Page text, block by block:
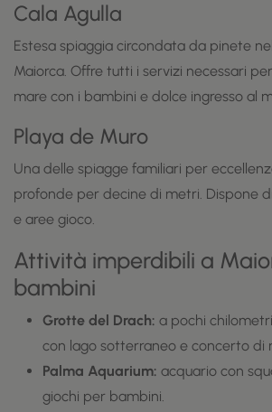
Cala Agulla
Estesa spiaggia circondata da pinete
Maiorca. Offre tutti i servizi necessari
mare con i bambini e dolce ingresso al
Playa de Muro
Una delle spiagge familiari per
profonde per decine di metri. Dispone
e aree gioco.
Attività imperdibili a
bambini
Grotte del Drach: a pochi
con lago sotterraneo e concerto di
Palma Aquarium: acquario con
giochi per bambini.